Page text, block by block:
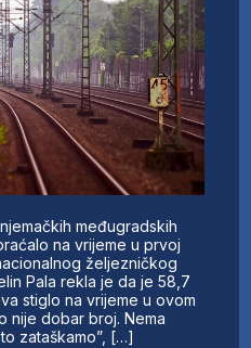
međugradskih
na vrijeme u prvoj
željezničkog
Pala rekla je da je 58,7
stiglo na vrijeme u ovom
nije dobar broj. Nema
zataškamo”, […]